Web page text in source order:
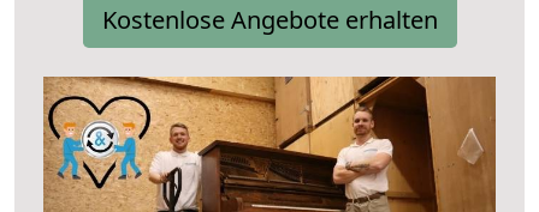
Kostenlose Angebote erhalten